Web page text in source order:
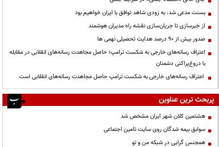
بسنت مدعی شد: به زودی شاهد توافق با ایران خواهیم بود
از خبرسازی تا جریان‌سازی نقشه راه مدیران هوشمند
صدور بیش از ۹۰ درصد هدایت تحصیلی نهمی ها
اعتراف رسانه‌های خارجی به شکست ترامپ؛ حاصل مجاهدت رسانه‌های انقلابی در مقابله
با دروغ‌پراکنی دشمنان
اعتراف رسانه‌های خارجی به شکست ترامپ حاصل مجاهدت رسانه‌های انقلابی است
پربحث ترین عناوین
هشتمین کلان شهر ایران مشخص شد
سوابق بیمه شدگان روی سایت تامین اجتماعی
همجنس گرایی در شبکه من و تو